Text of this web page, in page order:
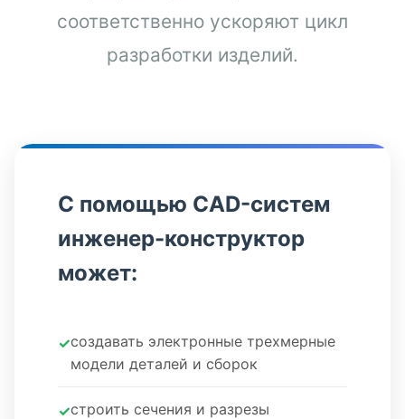
соответственно ускоряют цикл
разработки изделий.
С помощью CAD-систем
инженер-конструктор
может:
создавать электронные трехмерные
модели деталей и сборок
строить сечения и разрезы